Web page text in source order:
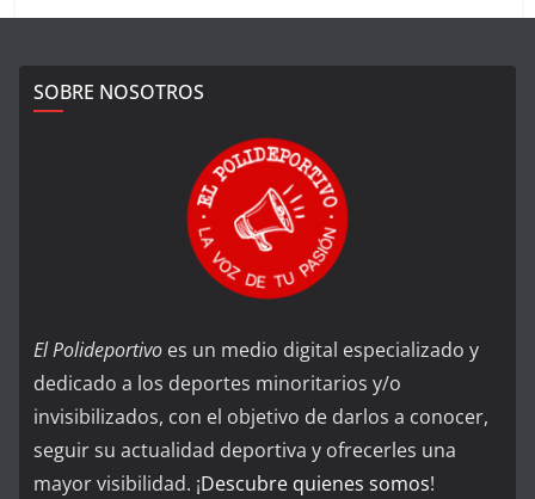
SOBRE NOSOTROS
El Polideportivo es un medio digital especializado y
dedicado a los deportes minoritarios y/o
invisibilizados, con el objetivo de darlos a conocer,
seguir su actualidad deportiva y ofrecerles una
mayor visibilidad. ¡Descubre quienes somos!